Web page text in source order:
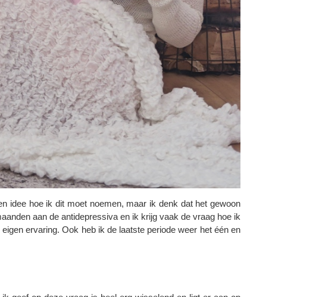
idee hoe ik dit moet noemen, maar ik denk dat het gewoon
aan de antidepressiva en ik krijg vaak de vraag hoe ik
ervaring. Ook heb ik de laatste periode weer het één en